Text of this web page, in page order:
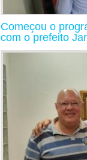
Começou o
com o prefeito